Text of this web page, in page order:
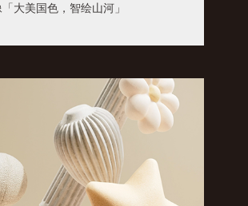
大美国色，智绘山河」